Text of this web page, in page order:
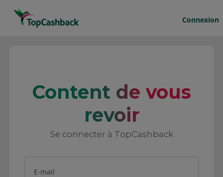
Connexion
Content de vous
revoir
Se connecter à TopCashback
E-mail